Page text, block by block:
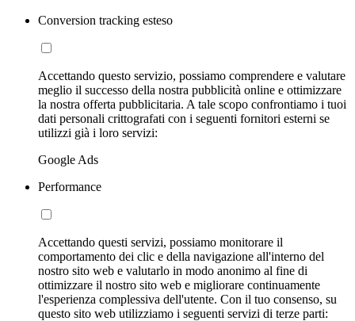
Conversion tracking esteso
Accettando questo servizio, possiamo comprendere e valutare
meglio il successo della nostra pubblicità online e ottimizzare
la nostra offerta pubblicitaria. A tale scopo confrontiamo i tuoi
dati personali crittografati con i seguenti fornitori esterni se
utilizzi già i loro servizi:
Google Ads
Performance
Accettando questi servizi, possiamo monitorare il
comportamento dei clic e della navigazione all'interno del
nostro sito web e valutarlo in modo anonimo al fine di
ottimizzare il nostro sito web e migliorare continuamente
l'esperienza complessiva dell'utente. Con il tuo consenso, su
questo sito web utilizziamo i seguenti servizi di terze parti: